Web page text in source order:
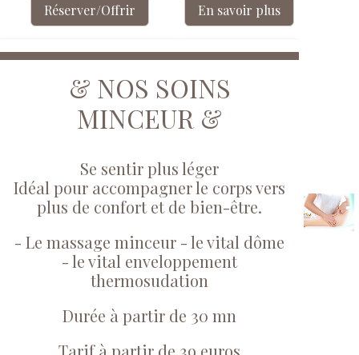
Réserver/Offrir En savoir plus
& NOS SOINS
MINCEUR &
Se sentir plus léger
Idéal pour accompagner le corps vers
plus de confort et de bien-être.
- Le massage minceur - le vital dôme
- le vital enveloppement
thermosudation
Durée à partir de 30 mn
Tarif à partir de 39 euros